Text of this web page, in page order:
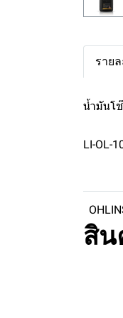
ราย
น้ำมันโ
LI-OL-
สิน